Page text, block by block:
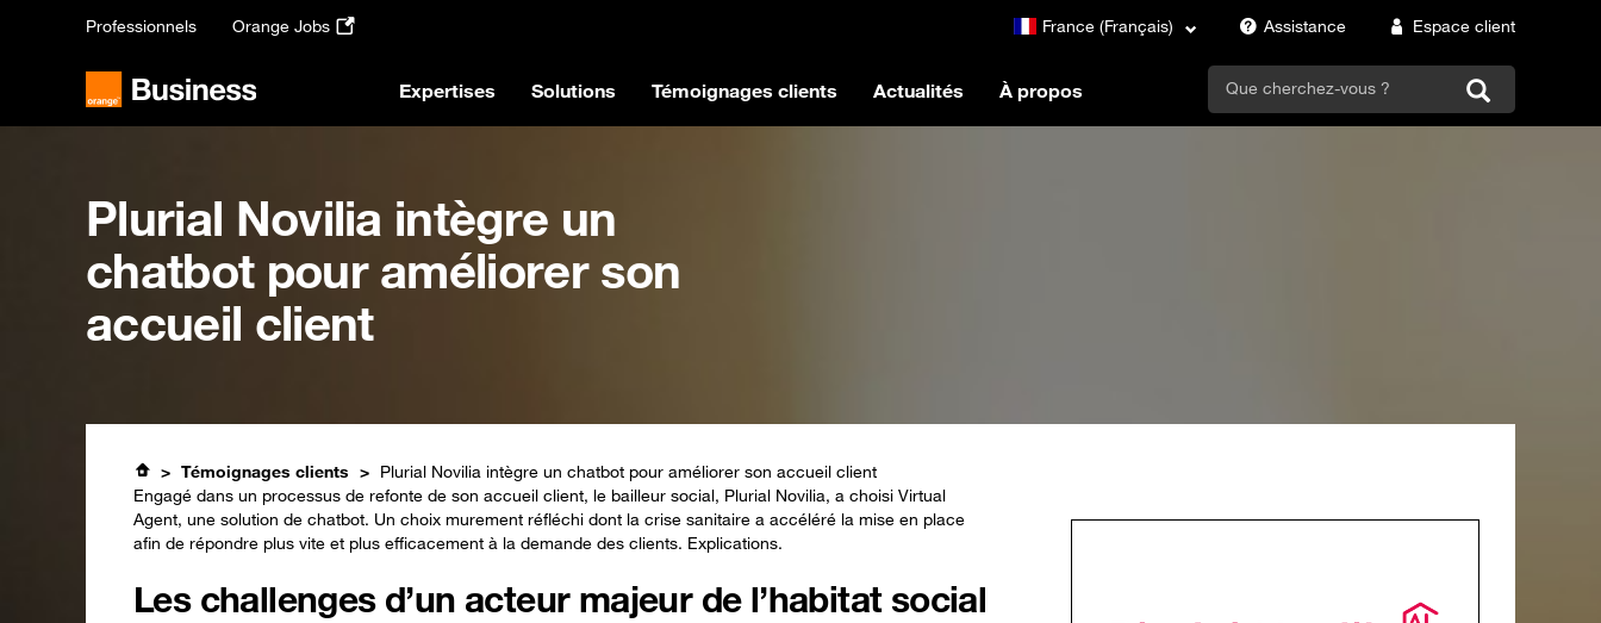
Professionnels Orange Jobs France (Français) Assistance Espace client
Expertises Solutions Témoignages clients Actualités À propos search
Plurial Novilia intègre un
chatbot pour améliorer son
accueil client
Témoignages clients
Plurial Novilia intègre un chatbot pour améliorer son accueil client
Engagé dans un processus de refonte de son accueil client, le bailleur social, Plurial Novilia, a choisi Virtual
Agent, une solution de chatbot. Un choix murement réfléchi dont la crise sanitaire a accéléré la mise en place
afin de répondre plus vite et plus efficacement à la demande des clients. Explications.
Les challenges d’un acteur majeur de l’habitat social